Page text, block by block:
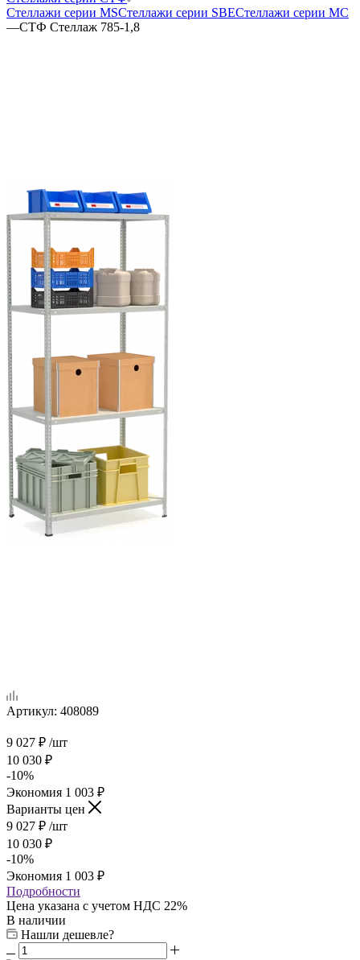
Стеллажи серии MSСтеллажи серии SBEСтеллажи серии МС
—СТФ Стеллаж 785-1,8
Артикул: 408089
9 027 ₽ /шт
10 030 ₽
-10%
Экономия 1 003 ₽
Варианты цен
9 027 ₽ /шт
10 030 ₽
-10%
Экономия 1 003 ₽
Подробности
Цена указана с учетом НДС 22%
В наличии
Нашли дешевле?